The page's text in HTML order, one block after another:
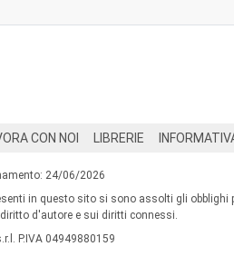
CON NOI LIBRERIE
24/06/2026
in questo sito si sono assolti gli obblighi
d'autore e sui diritti connessi.
P.IVA 04949880159